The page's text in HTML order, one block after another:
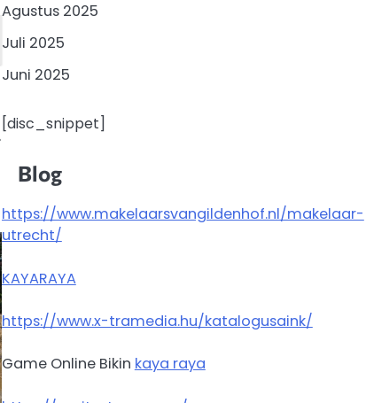
Agustus 2025
Juli 2025
Juni 2025
[disc_snippet]
Blog
https://www.makelaarsvangildenhof.nl/makelaar-
utrecht/
KAYARAYA
https://www.x-tramedia.hu/katalogusaink/
Game Online Bikin kaya raya